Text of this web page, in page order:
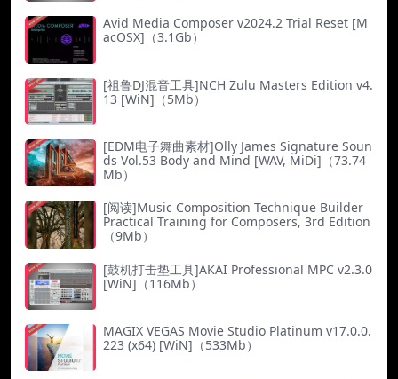
Avid Media Composer v2024.2 Trial Reset [M
acOSX]（3.1Gb）
[祖鲁DJ混音工具]NCH Zulu Masters Edition v4.
13 [WiN]（5Mb）
[EDM电子舞曲素材]Olly James Signature Soun
ds Vol.53 Body and Mind [WAV, MiDi]（73.74
Mb）
[阅读]Music Composition Technique Builder
Practical Training for Composers, 3rd Edition
（9Mb）
[鼓机打击垫工具]AKAI Professional MPC v2.3.0
[WiN]（116Mb）
MAGIX VEGAS Movie Studio Platinum v17.0.0.
223 (x64) [WiN]（533Mb）